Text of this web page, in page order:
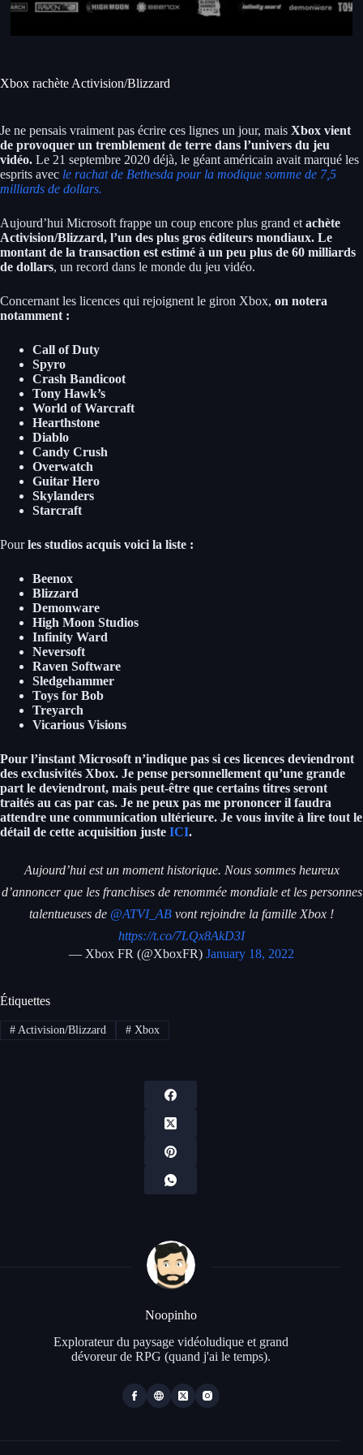
Xbox rachète Activision/Blizzard
Je ne pensais vraiment pas écrire ces lignes un jour, mais Xbox vient
de provoquer un tremblement de terre dans l’univers du jeu
vidéo. Le 21 septembre 2020 déjà, le géant américain avait marqué les
esprits avec le rachat de Bethesda pour la modique somme de 7,5
milliards de dollars.
Aujourd’hui Microsoft frappe un coup encore plus grand et achète
Activision/Blizzard, l’un des plus gros éditeurs mondiaux. Le
montant de la transaction est estimé à un peu plus de 60 milliards
de dollars, un record dans le monde du jeu vidéo.
Concernant les licences qui rejoignent le giron Xbox, on notera
notamment :
Call of Duty
Spyro
Crash Bandicoot
Tony Hawk’s
World of Warcraft
Hearthstone
Diablo
Candy Crush
Overwatch
Guitar Hero
Skylanders
Starcraft
Pourles studios acquis voici la liste :
Beenox
Blizzard
Demonware
High Moon Studios
Infinity Ward
Neversoft
Raven Software
Sledgehammer
Toys for Bob
Treyarch
Vicarious Visions
Pour l’instant Microsoft n’indique pas si ces licences deviendront
des exclusivités Xbox. Je pense personnellement qu’une grande
part le deviendront, mais peut-être que certains titres seront
traités au cas par cas. Je ne peux pas me prononcer il faudra
attendre une communication ultérieure. Je vous invite à lire tout le
détail de cette acquisition juste ICI.
Aujourd’hui est un moment historique. Nous sommes heureux
d’annoncer que les franchises de renommée mondiale et les personnes
talentueuses de @ATVI_AB vont rejoindre la famille Xbox !
https://t.co/7LQx8AkD3I
— Xbox FR (@XboxFR) January 18, 2022
Étiquettes
#Activision/Blizzard #Xbox
Noopinho
Explorateur du paysage vidéoludique et grand
dévoreur de RPG (quand j'ai le temps).